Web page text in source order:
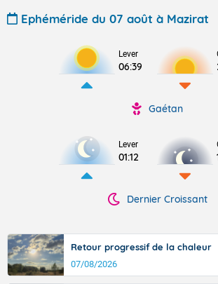
Ephéméride du 07 août à Mazirat
Lever
06:39
Gaétan
Lever
01:12
Dernier Croissant
Retour progressif de la chaleur
07/08/2026